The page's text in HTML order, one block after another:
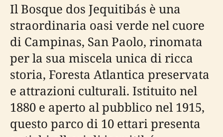
Il Bosque dos Jequitibás è una
straordinaria oasi verde nel cuore
di Campinas, San Paolo, rinomata
per la sua miscela unica di ricca
storia, Foresta Atlantica preservata
e attrazioni culturali. Istituito nel
1880 e aperto al pubblico nel 1915,
questo parco di 10 ettari presenta